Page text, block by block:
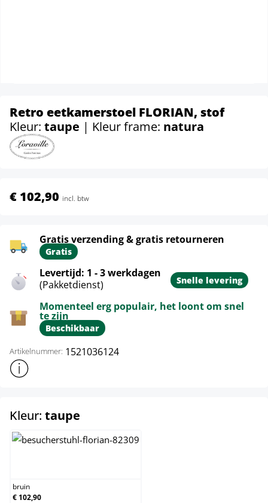
Retro eetkamerstoel FLORIAN, stof
Kleur: taupe | Kleur frame: natura
€ 102,90 incl. btw
Gratis verzending & gratis retourneren
Gratis
Levertijd: 1 - 3 werkdagen
(Pakketdienst)
Snelle levering
Momenteel erg populair, het loont om snel
te zijn
Beschikbaar
Artikelnummer: 1521036124
Toon meer productinformatie
Kleur: taupe
bruin
€ 102,90